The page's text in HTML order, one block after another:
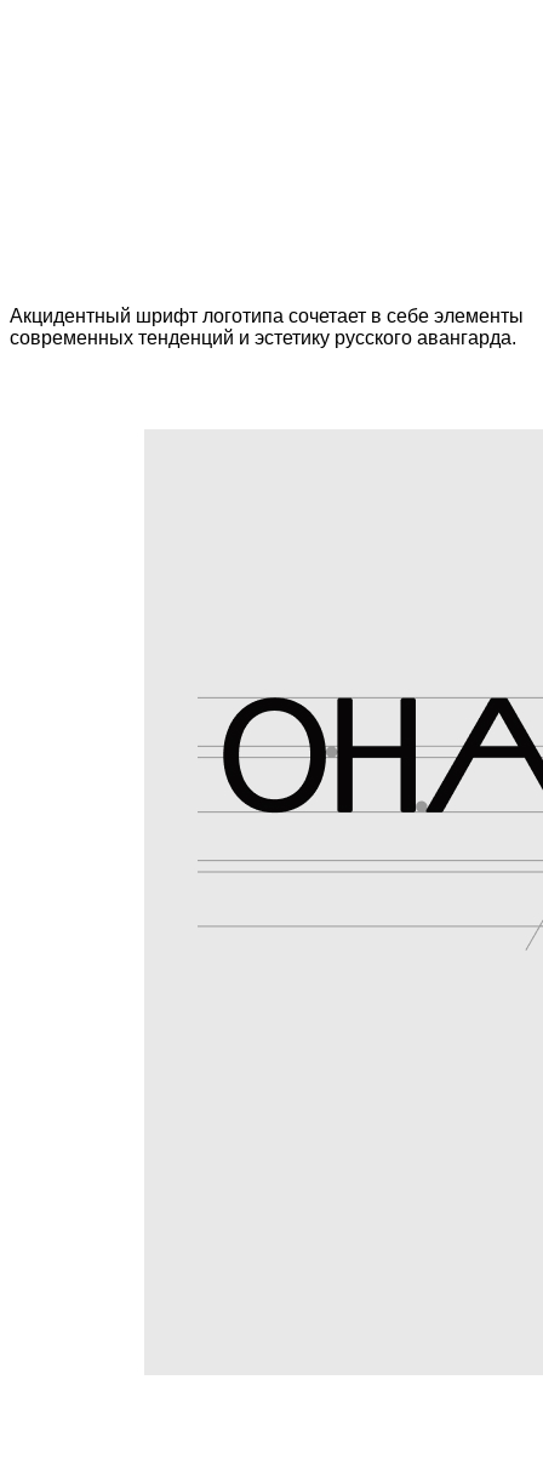
Акцидентный шрифт логотипа сочетает в себе элементы
современных тенденций и эстетику русского авангарда.